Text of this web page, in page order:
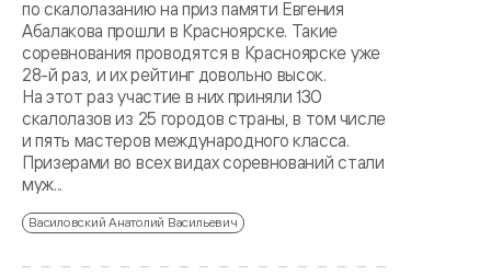
по скалолазанию на приз памяти Евгения
Абалакова прошли в Красноярске. Такие
соревнования проводятся в Красноярске уже
28-й раз, и их рейтинг довольно высок.
На этот раз участие в них приняли 130
скалолазов из 25 городов страны, в том числе
и пять мастеров международного класса.
Призерами во всех видах соревнований стали
муж...
Василовский Анатолий Васильевич